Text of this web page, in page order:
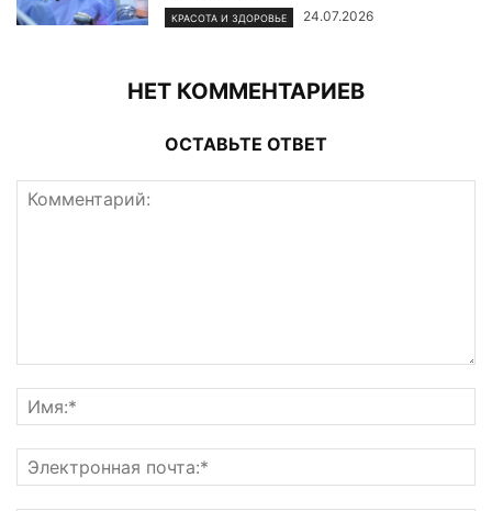
КРАСОТА И ЗДОРОВЬЕ 24.07.2026
НЕТ КОММЕНТАРИЕВ
ОСТАВЬТЕ ОТВЕТ